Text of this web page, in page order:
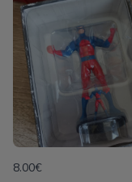
8.00€